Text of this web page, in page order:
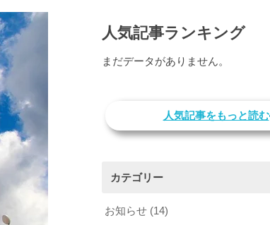
人気記事ランキング
まだデータがありません。
人気記事をもっと読む
カテゴリー
お知らせ (14)